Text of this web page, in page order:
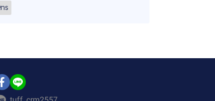
ร